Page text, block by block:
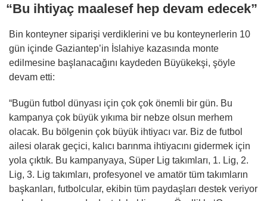
“Bu ihtiyaç maalesef hep devam edecek”
Bin konteyner siparişi verdiklerini ve bu konteynerlerin 10
gün içinde Gaziantep’in İslahiye kazasında monte
edilmesine başlanacağını kaydeden Büyükekşi, şöyle
devam etti:
“Bugün futbol dünyası için çok çok önemli bir gün. Bu
kampanya çok büyük yıkıma bir nebze olsun merhem
olacak. Bu bölgenin çok büyük ihtiyacı var. Biz de futbol
ailesi olarak geçici, kalıcı barınma ihtiyacını gidermek için
yola çıktık. Bu kampanyaya, Süper Lig takımları, 1. Lig, 2.
Lig, 3. Lig takımları, profesyonel ve amatör tüm takımların
başkanları, futbolcular, ekibin tüm paydaşları destek veriyor